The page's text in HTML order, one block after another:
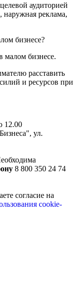
аудиторией
реклама,
бизнесе?
малом бизнесе.
расставить
и ресурсов при
12.00
ул.
8 800 350 24 74
согласие на
cookie-